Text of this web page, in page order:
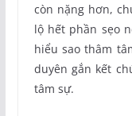
còn nặng hơn,
lộ hết phần sẹo
hiểu sao thâm
duyên gắn kết
tâm sự.